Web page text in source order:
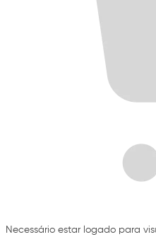
Necessário estar logado para